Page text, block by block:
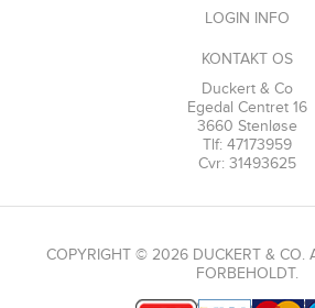
LOGIN INFO
KONTAKT OS
Duckert & Co
Egedal Centret 16
3660 Stenløse
Tlf: 47173959
Cvr: 31493625
COPYRIGHT © 2026 DUCKERT & CO.
FORBEHOLDT.